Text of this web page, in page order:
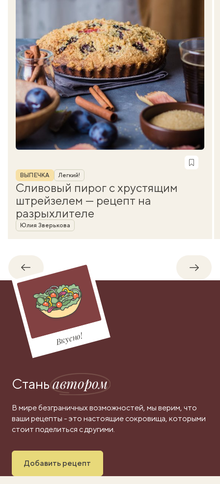
Рубрика
ВЫПЕЧКА Легкий!
Сливовый пирог с хрустящим
штрейзелем — рецепт на
разрыхлителе
Автор
Юлия Зверькова
Обратно
Вкусно!
Станьавтором
В мире безграничных возможностей, мы верим, что
ваши рецепты - это настоящие сокровища, которыми
стоит поделиться с другими.
Добавить рецепт